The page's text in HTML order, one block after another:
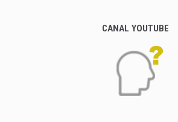
CANAL YOUTUBE